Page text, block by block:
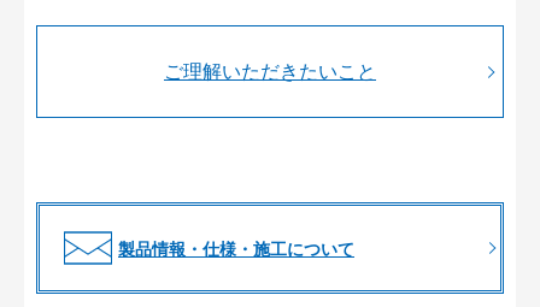
ご理解いただきたいこと
製品情報・仕様・施工について